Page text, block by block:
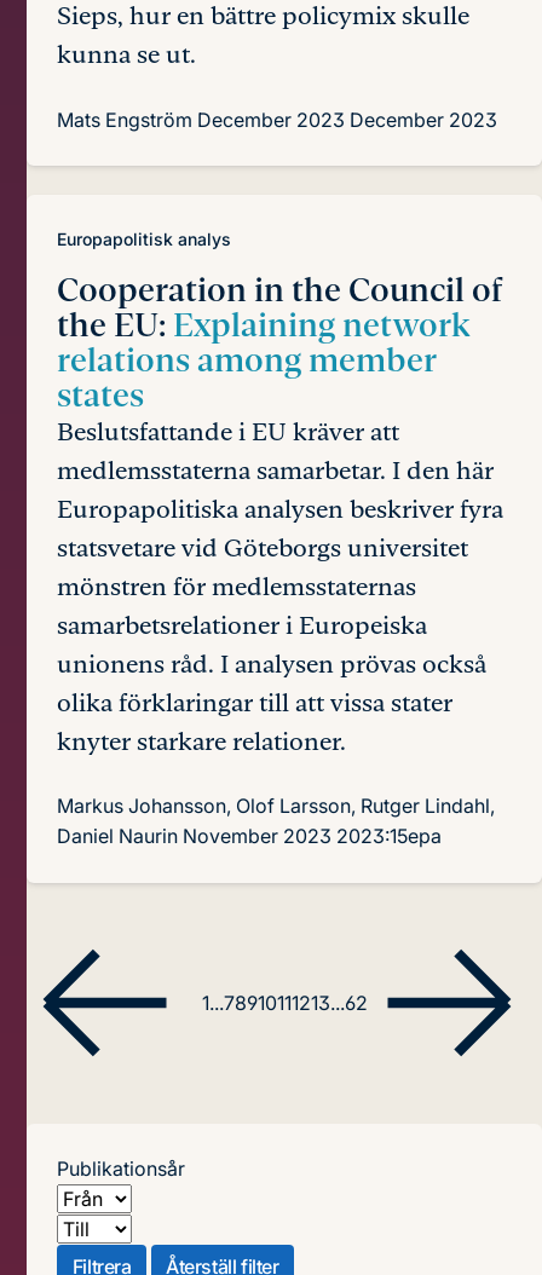
Sieps, hur en bättre policymix skulle
kunna se ut.
Mats Engström December 2023 December 2023
Europapolitisk analys
Cooperation in the Council of
the EU: Explaining network
relations among member
states
Beslutsfattande i EU kräver att
medlemsstaterna samarbetar. I den här
Europapolitiska analysen beskriver fyra
statsvetare vid Göteborgs universitet
mönstren för medlemsstaternas
samarbetsrelationer i Europeiska
unionens råd. I analysen prövas också
olika förklaringar till att vissa stater
knyter starkare relationer.
Markus Johansson, Olof Larsson, Rutger Lindahl,
Daniel Naurin November 2023 2023:15epa
1...78910111213...62
Publikationsår
Från
Till
Filtrera
Återställ filter